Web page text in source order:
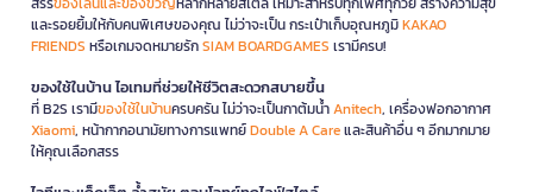
และรอยยิ้มให้กับคนพิเศษของคุณ ไม่ว่าจะเป็น กระเป๋าเก็บอุณหภูมิKAKAO
FRIENDS หรือเกมจดหมายรักSIAM BOARDGAMES เรามีครบ!
ของใช้ในบ้าน ไอเทมที่ช่วยให้ชีวิตสะดวกสบายขึ้น
ที่ B2S เรามีของใช้ในบ้านครบครัน ไม่ว่าจะเป็นกาต้มน้ำAnitech, เครื่องฟอกอากาศ
Xiaomi, หน้ากากอนามัยทางการแพทย์Double A Careและสินค้าอื่น ๆ อีกมากมาย
ให้คุณเลือกสรร